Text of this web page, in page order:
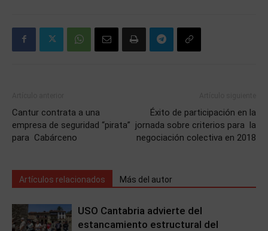
Cantur contrata a una
empresa de seguridad “pirata”
para Cabárceno
Éxito de participación en la
jornada sobre criterios para la
negociación colectiva en 2018
Artículos relacionados Más del autor
USO Cantabria advierte del
estancamiento estructural del